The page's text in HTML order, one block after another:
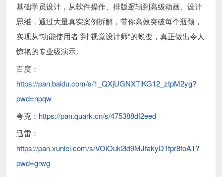
基础学员设计，从软件操作、排版逻辑到高级动画、设计
思维，通过大量真实案例拆解，带你高效突破每个瓶颈，
实现从“功能使用者”到“视觉设计师”的蜕变，真正做出令人
惊艳的专业级演示。
百度：
https://pan.baidu.com/s/1_QXjUGNXTlKG12_ztpM2yg?
pwd=npqw
夸克： https://pan.quark.cn/s/475388df2eed
迅雷：
https://pan.xunlei.com/s/VOiOuk2ld9MJfakyD1tpr8toA1?
pwd=grwg